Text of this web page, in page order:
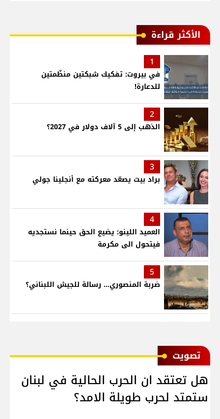
الأكثر قراءة
1
في بيروت: تفكيك شبكتين منظّمتين
للدعارة!
2
الذهب إلى 5 آلاف دولار في 2027؟
3
براد بيت يصعّد معركته مع أنجلينا جولي
4
العميد اللينو: يضيع الحق حينما نستجديه
فيتحول الى مكرمة
5
ضربة المنصوري... رسالة للجيش اللبناني؟
ﺗﺼﻮﻳﺖ
هل تعتقد ان الحرب الحالية في لبنان
ستمتد لحرب طويلة الامد؟